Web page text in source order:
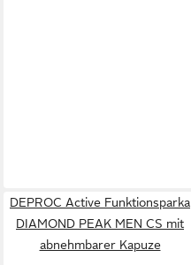
DEPROC Active Funktionsparka
DIAMOND PEAK MEN CS mit
abnehmbarer Kapuze